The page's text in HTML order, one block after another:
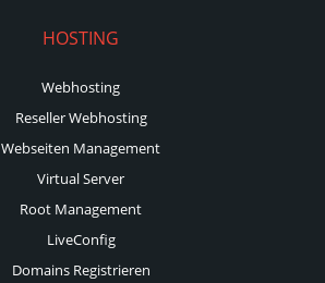
HOSTING
Webhosting
Reseller Webhosting
Webseiten Management
Virtual Server
Root Management
LiveConfig
Domains Registrieren